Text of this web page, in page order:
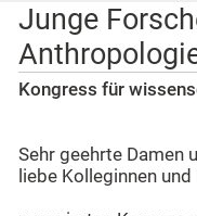
Junge
Kongress für
Sehr geehrte Damen
liebe Kolleginnen